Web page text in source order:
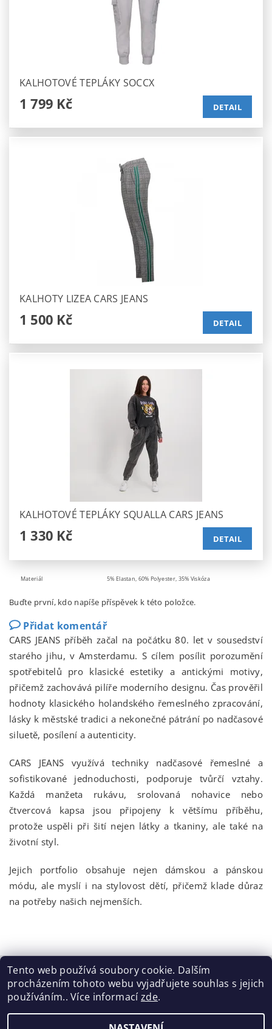
KALHOTOVÉ TEPLÁKY SOCCX
1 799 Kč DETAIL
KALHOTY LIZEA CARS JEANS
1 500 Kč DETAIL
KALHOTOVÉ TEPLÁKY SQUALLA CARS JEANS
1 330 Kč DETAIL
Materiál 5% Elastan, 60% Polyester, 35% Viskóza
Buďte první, kdo napíše příspěvek k této položce.
Přidat komentář
CARS JEANS příběh začal na počátku 80. let v sousedství
starého jihu, v Amsterdamu. S cílem posílit porozumění
spotřebitelů pro klasické estetiky a antickými motivy,
přičemž zachovává pilíře moderního designu. Čas prověřil
hodnoty klasického holandského řemeslného zpracování,
lásky k městské tradici a nekonečné pátrání po nadčasové
siluetě, posílení a autenticity.
CARS JEANS využívá techniky nadčasové řemeslné a
sofistikované jednoduchosti, podporuje tvůrčí vztahy.
Každá manžeta rukávu, srolovaná nohavice nebo
čtvercová kapsa jsou připojeny k většímu příběhu,
protože uspěli při šití nejen látky a tkaniny, ale také na
životní styl.
Jejich portfolio obsahuje nejen dámskou a pánskou
módu, ale myslí i na stylovost dětí, přičemž klade důraz
na potřeby našich nejmenších.
Tabulka velikostí | Doprava a Platba | Blog |
Podmínky ochrany osobních údajů |
Výměna / vrácení zboží
Tento web používá soubory cookie. Dalším
procházením tohoto webu vyjadřujete souhlas s jejich
používáním.. Více informacízde.